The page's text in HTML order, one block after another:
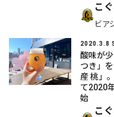
こ
ビア
2020.3.8
酸味が
つき」
産 桃」
て2020
始
こ